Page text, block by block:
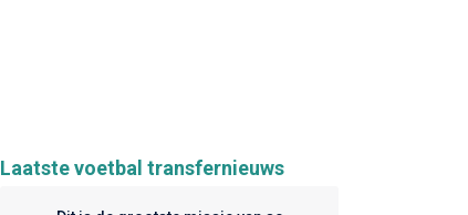
Laatste voetbal transfernieuws